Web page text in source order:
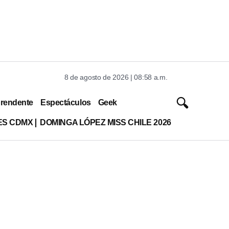
8 de agosto de 2026 | 08:58 a.m.
Espectáculos Geek
CDMX DOMINGA LÓPEZ MISS CHILE 2026